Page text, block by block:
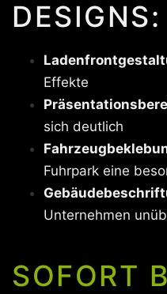
DESIGNS:
Effekte
sich deutlich
Fuhrpark eine
Unternehmen
SOFORT